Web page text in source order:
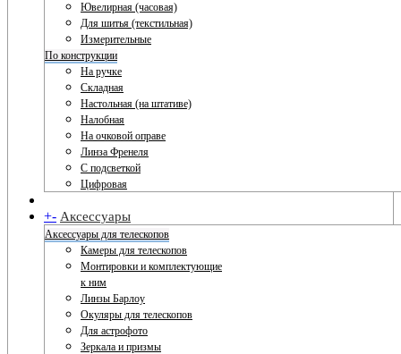
Ювелирная (часовая)
Для шитья (текстильная)
Измерительные
По конструкции
На ручке
Складная
Настольная (на штативе)
Налобная
На очковой оправе
Линза Френеля
С подсветкой
Цифровая
+- Аксессуары
Аксессуары для телескопов
Камеры для телескопов
Монтировки и комплектующие
к ним
Линзы Барлоу
Окуляры для телескопов
Для астрофото
Зеркала и призмы